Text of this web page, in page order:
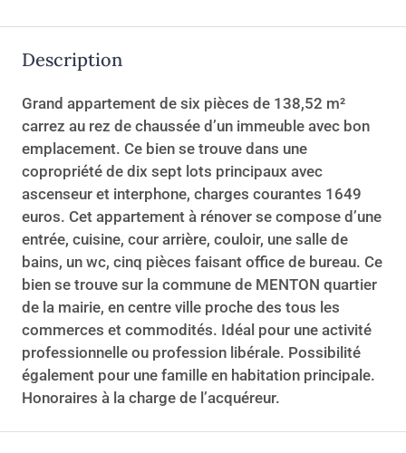
Description
Grand appartement de six pièces de 138,52 m²
carrez au rez de chaussée d’un immeuble avec bon
emplacement. Ce bien se trouve dans une
copropriété de dix sept lots principaux avec
ascenseur et interphone, charges courantes 1649
euros. Cet appartement à rénover se compose d’une
entrée, cuisine, cour arrière, couloir, une salle de
bains, un wc, cinq pièces faisant office de bureau. Ce
bien se trouve sur la commune de MENTON quartier
de la mairie, en centre ville proche des tous les
commerces et commodités. Idéal pour une activité
professionnelle ou profession libérale. Possibilité
également pour une famille en habitation principale.
Honoraires à la charge de l’acquéreur.